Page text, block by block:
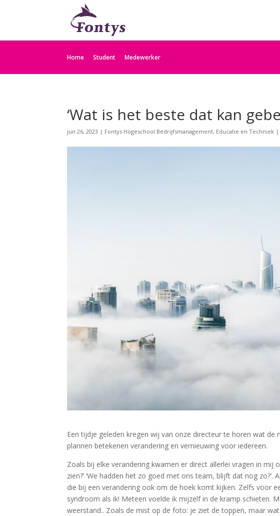
Home Student Medewerker
‘Wat is het beste dat kan
jun 26, 2023 | Fontys Hogeschool Bedrijfsmanagement, Educatie en Techniek
Een tijdje geleden kregen wij van onze directeur te horen wat
plannen betekenen verandering en vernieuwing voor iedereen.
Zoals bij elke verandering kwamen er direct allerlei vragen in mij
zien?’ ‘We hadden het zo goed met ons team, blijft dat nog
die bij een verandering ook om de hoek komt kijken. Zelfs voor
syndroom als ik! Meteen voelde ik mijzelf in de kramp schieten.
weerstand.. Zoals de mist op de foto: je ziet de toppen, maar